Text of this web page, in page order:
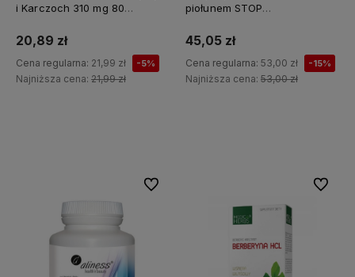
i Karczoch 310 mg 80
20,89 zł
Cena regularna: 21,99 zł -5%
Najniższa cena: 21,99 zł
piołunem STOP
wrotycz, zielony orzech,
szałwia, kłącze tataraku,
konopia siewna) 12 sztuk x 2g
API Effect
45,05 zł
Cena regularna: 53,00 zł -15%
Najniższa cena: 53,00 zł
Do ulubionych Do